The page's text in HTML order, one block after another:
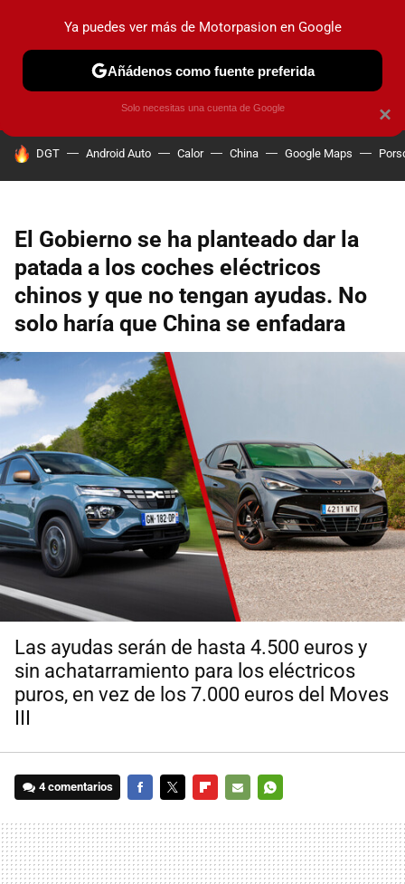
PRUEBAS COCHES ELÉCTRICOS OBSERVATORIO
HOY SE HABLA DE
DGT Android Auto Calor China Google Maps
El Gobierno se ha planteado dar la
patada a los coches eléctricos
chinos y que no tengan ayudas. No
solo haría que China se enfadara
Las ayudas serán de hasta 4.500 euros y
sin achatarramiento para los eléctricos
puros, en vez de los 7.000 euros del Moves
4 comentarios
MAIL
×
Ya puedes ver más de Motorpasion en Google
Añádenos como fuente preferida
Solo necesitas una cuenta de Google